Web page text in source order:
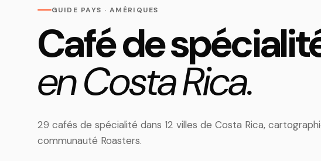
GUIDE PAYS · AMÉRIQUES
Café de
en Costa Rica.
29 cafés de spécialité dans 12 villes de Costa Rica,
communauté Roasters.